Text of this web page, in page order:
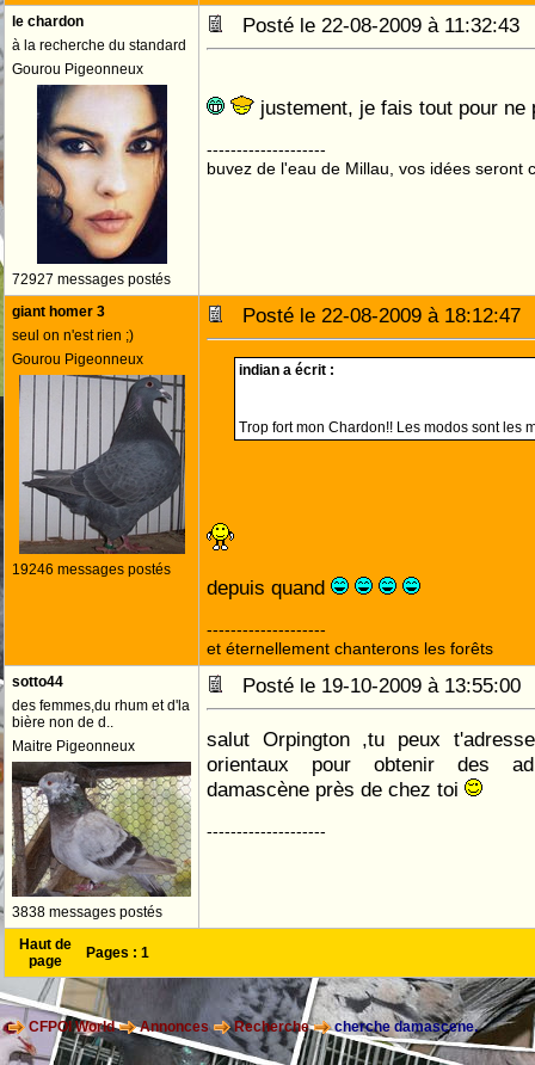
le chardon
à la recherche du standard
Gourou Pigeonneux
72927 messages postés
Posté le 22-08-2009 à
justement, je fais tout pour
--------------------
buvez de l'eau de Millau, vos idées seront
giant homer 3
seul on n'est rien ;)
Gourou Pigeonneux
19246 messages postés
Posté le 22-08-2009 à
indian a écrit :
Trop fort mon Chardon!! Les modos sont les
depuis quand
--------------------
et éternellement chanterons les forêts
sotto44
des femmes,du rhum et d'la
bière non de d..
Maitre Pigeonneux
3838 messages postés
Posté le 19-10-2009 à
salut Orpington ,tu peux
orientaux pour obtenir des
damascène près de chez toi
--------------------
Haut de
page
Pages : 1
CFPOI World Annonces Recherche cherche damascene.